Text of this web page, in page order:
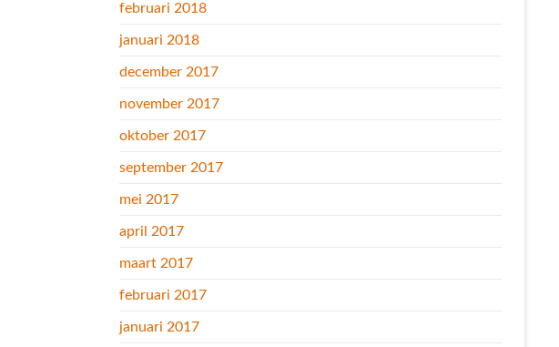
februari 2018
januari 2018
december 2017
november 2017
oktober 2017
september 2017
mei 2017
april 2017
maart 2017
februari 2017
januari 2017